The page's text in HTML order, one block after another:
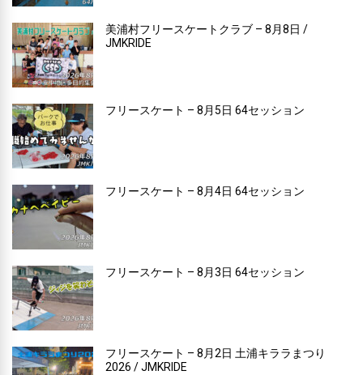
美浦村フリースケートクラブ – 8月8日 /
JMKRIDE
フリースケート – 8月5日 64セッション
フリースケート – 8月4日 64セッション
フリースケート – 8月3日 64セッション
フリースケート – 8月2日 土浦キララまつり
2026 / JMKRIDE